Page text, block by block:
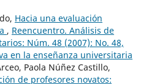
Hacia una evaluación
, Reencuentro. Análisis de
Núm. 48 (2007): No. 48,
en la enseñanza universitaria
Paola Núñez Castillo,
de profesores novatos: